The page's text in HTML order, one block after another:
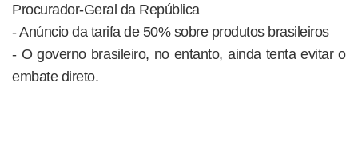
Procurador-Geral da República
- Anúncio da tarifa de 50% sobre produtos brasileiros
- O governo brasileiro, no entanto, ainda tenta evitar o
embate direto.